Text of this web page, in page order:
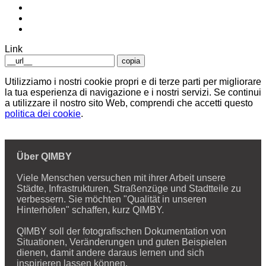
Link
copia
Utilizziamo i nostri cookie propri e di terze parti per migliorare
la tua esperienza di navigazione e i nostri servizi. Se continui
a utilizzare il nostro sito Web, comprendi che accetti questo
politica dei cookie.
Über QIMBY
Viele Menschen versuchen mit ihrer Arbeit unsere
Städte, Infrastrukturen, Straßenzüge und Stadtteile zu
verbessern. Sie möchten "Qualität in unseren
Hinterhöfen" schaffen, kurz QIMBY.
QIMBY soll der fotografischen Dokumentation von
Situationen, Veränderungen und guten Beispielen
dienen, damit andere daraus lernen und sich
inspirieren lassen können.